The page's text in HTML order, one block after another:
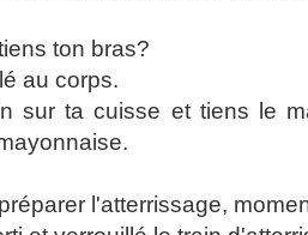
ton bras?
au corps.
sur ta cuisse et tiens le
l'atterrissage,